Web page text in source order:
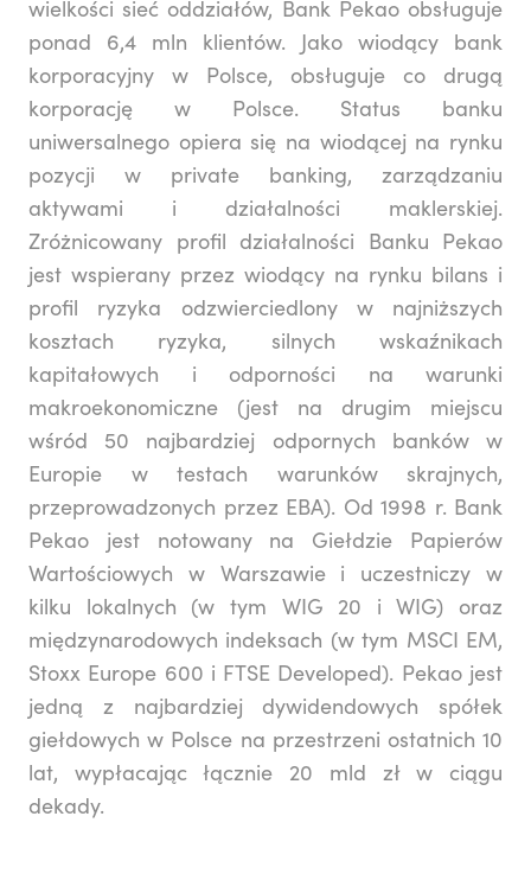
wielkości sieć oddziałów, Bank Pekao obsługuje
ponad 6,4 mln klientów. Jako wiodący bank
korporacyjny w Polsce, obsługuje co drugą
korporację w Polsce. Status banku
uniwersalnego opiera się na wiodącej na rynku
pozycji w private banking, zarządzaniu
aktywami i działalności maklerskiej.
Zróżnicowany profil działalności Banku Pekao
jest wspierany przez wiodący na rynku bilans i
profil ryzyka odzwierciedlony w najniższych
kosztach ryzyka, silnych wskaźnikach
kapitałowych i odporności na warunki
makroekonomiczne (jest na drugim miejscu
wśród 50 najbardziej odpornych banków w
Europie w testach warunków skrajnych,
przeprowadzonych przez EBA). Od 1998 r. Bank
Pekao jest notowany na Giełdzie Papierów
Wartościowych w Warszawie i uczestniczy w
kilku lokalnych (w tym WIG 20 i WIG) oraz
międzynarodowych indeksach (w tym MSCI EM,
Stoxx Europe 600 i FTSE Developed). Pekao jest
jedną z najbardziej dywidendowych spółek
giełdowych w Polsce na przestrzeni ostatnich 10
lat, wypłacając łącznie 20 mld zł w ciągu
dekady.